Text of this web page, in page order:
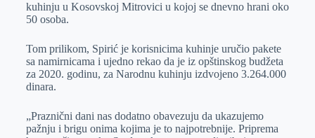
kuhinju u Kosovskoj Mitrovici u kojoj se dnevno hrani oko
50 osoba.
Tom prilikom, Spirić je korisnicima kuhinje uručio pakete
sa namirnicama i ujedno rekao da je iz opštinskog budžeta
za 2020. godinu, za Narodnu kuhinju izdvojeno 3.264.000
dinara.
„Praznični dani nas dodatno obavezuju da ukazujemo
pažnju i brigu onima kojima je to najpotrebnije. Priprema